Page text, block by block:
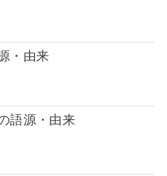
・由来
語源・由来